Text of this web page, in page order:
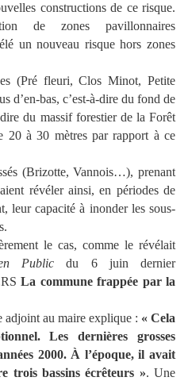
constructions de ce risque.
de zones pavillonnaires
un nouveau risque hors zones
(Pré fleuri, Clos Minot, Petite
d’en-bas, c’est-à-dire du fond de
du massif forestier de la Forêt
20 à 30 mètres par rapport à ce
(Brizotte, Vannois…), prenant
révéler ainsi, en périodes de
leur capacité à inonder les sous-
le cas, comme le révélait
Public du 6 juin dernier
La commune frappée par la
au maire explique : « Cela
Les dernières grosses
2000. À l’époque, il avait
trois bassins écrêteurs ». Une